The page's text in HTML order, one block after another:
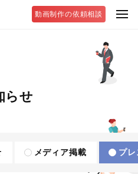
動画制作の依頼相談
らせ
メディア掲載 プ